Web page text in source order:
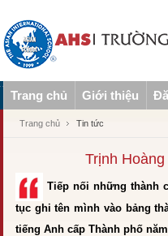
Trang chủ Giới thiệu
Trang chủ Tin tức
Trịnh
Tiếp nối những thành
tục ghi tên mình vào bảng
tiếng Anh cấp Thành phố